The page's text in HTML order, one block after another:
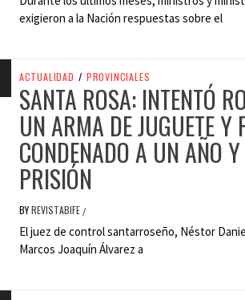
exigieron a la Nación respuestas sobre el
ACTUALIDAD / PROVINCIALES
SANTA ROSA: INTENTÓ
UN ARMA DE JUGUETE Y
CONDENADO A UN AÑO
PRISIÓN
BYREVISTABIFE /
El juez de control santarroseño, Néstor
Marcos Joaquín Álvarez a